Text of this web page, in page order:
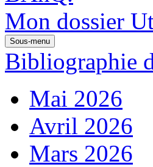
Mon dossier
Sous-menu
Bibliographie
Mai 2026
Avril 2026
Mars 2026